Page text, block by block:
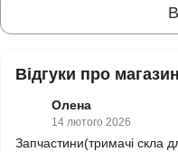
Відгуки про магазин
Олена
14 лютого 2026
Запчастини(тримачі скла